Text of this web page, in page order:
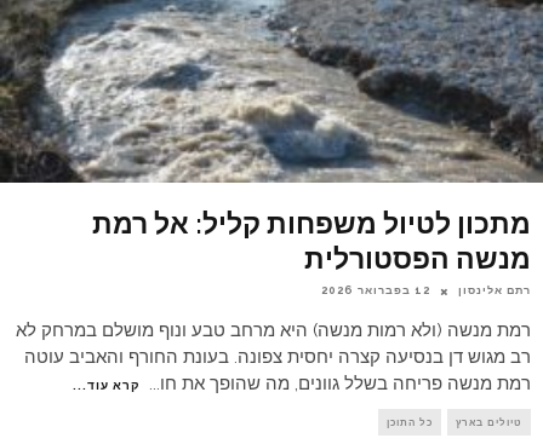
מתכון לטיול משפחות קליל: אל רמת
מנשה הפסטורלית
רתם אלינסון 12 בפברואר 2026
רמת מנשה (ולא רמות מנשה) היא מרחב טבע ונוף מושלם במרחק לא
רב מגוש דן בנסיעה קצרה יחסית צפונה. בעונת החורף והאביב עוטה
רמת מנשה פריחה בשלל גוונים, מה שהופך את חו... קרא עוד...
טיולים בארץ כל התוכן